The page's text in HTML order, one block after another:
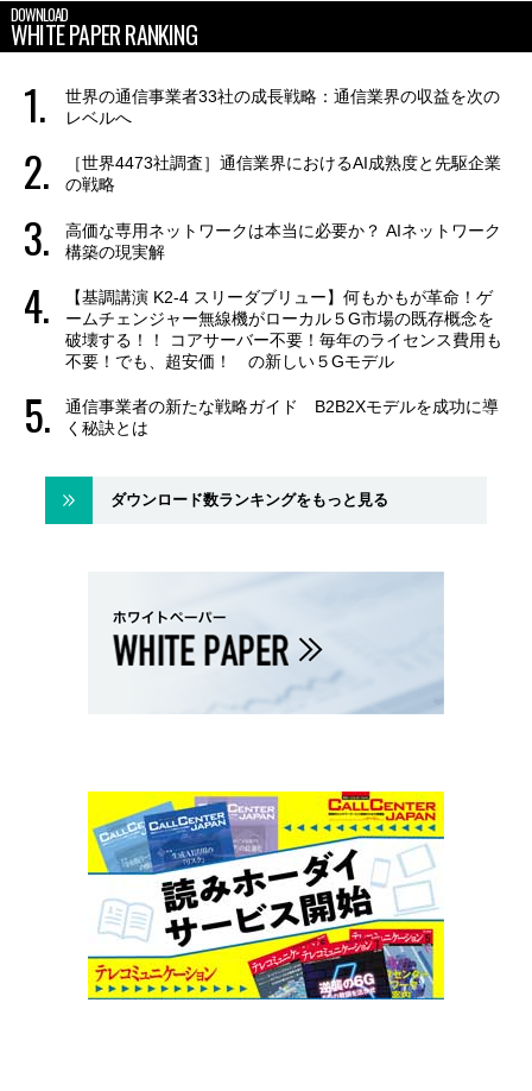
DOWNLOAD
WHITE PAPER RANKING
世界の通信事業者33社の成長戦略：通信業界の収益を次の
レベルへ
［世界4473社調査］通信業界におけるAI成熟度と先駆企業
の戦略
高価な専用ネットワークは本当に必要か？ AIネットワーク
構築の現実解
【基調講演 K2-4 スリーダブリュー】何もかもが革命！ゲ
ームチェンジャー無線機がローカル５G市場の既存概念を
破壊する！！ コアサーバー不要！毎年のライセンス費用も
不要！でも、超安価！ の新しい５Gモデル
通信事業者の新たな戦略ガイド B2B2Xモデルを成功に導
く秘訣とは
ダウンロード数ランキングをもっと見る